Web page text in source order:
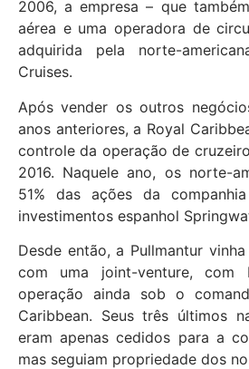
2006, a empresa – que
aérea e uma operadora de
adquirida pela norte-
Cruises.
Após vender os outros
anos anteriores, a Royal
controle da operação de
2016. Naquele ano, os norte-
51% das ações da
investimentos espanhol
Desde então, a Pullmantur
com uma joint-venture,
operação ainda sob o
Caribbean. Seus três últimos
eram apenas cedidos para a
mas seguiam propriedade dos